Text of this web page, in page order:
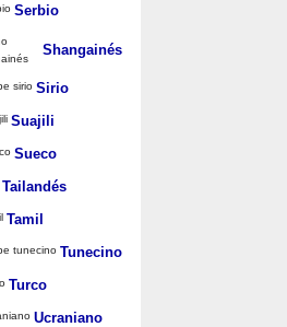
Serbio
Shangainés
Sirio
Suajili
Sueco
Tailandés
Tamil
Tunecino
Turco
Ucraniano